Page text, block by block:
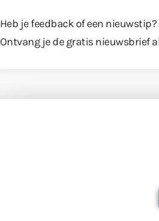
Heb je feedback of een nieuwstip?
Ontvang je de gratis nieuwsbrief